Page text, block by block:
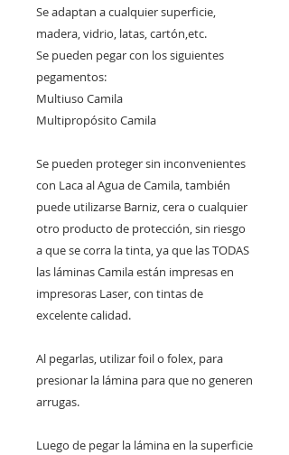
Se adaptan a cualquier superficie,
madera, vidrio, latas, cartón,etc.
Se pueden pegar con los siguientes
pegamentos:
Multiuso Camila
Multipropósito Camila
Se pueden proteger sin inconvenientes
con Laca al Agua de Camila, también
puede utilizarse Barniz, cera o cualquier
otro producto de protección, sin riesgo
a que se corra la tinta, ya que las TODAS
las láminas Camila están impresas en
impresoras Laser, con tintas de
excelente calidad.
Al pegarlas, utilizar foil o folex, para
presionar la lámina para que no generen
arrugas.
Luego de pegar la lámina en la superficie